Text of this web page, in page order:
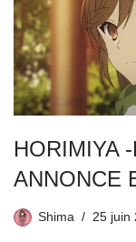
HORIMIYA
ANNONCE
Shima 25 juin